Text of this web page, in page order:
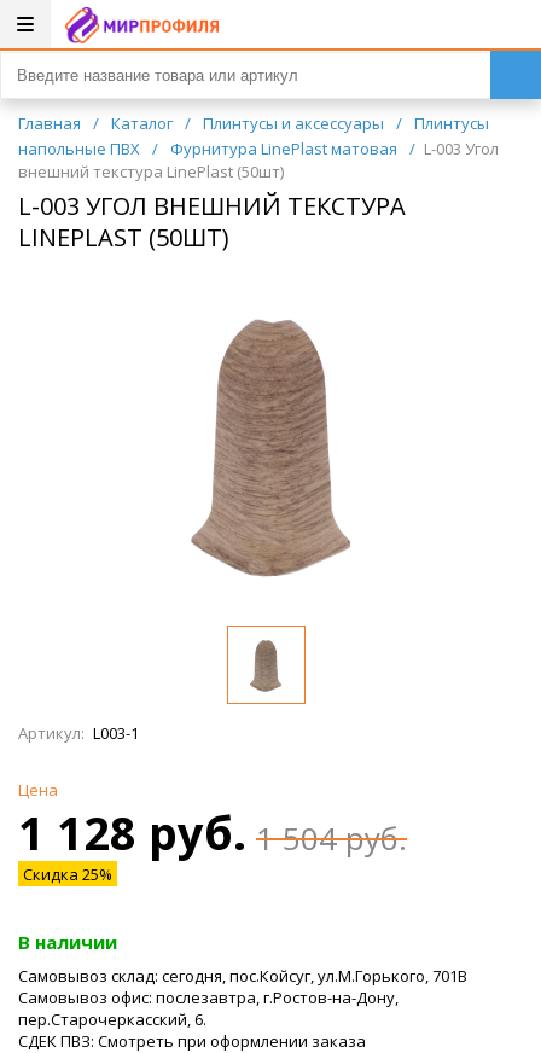
Главная / Каталог / Плинтусы и аксессуары / Плинтусы
напольные ПВХ / Фурнитура LinePlast матовая / L-003 Угол
внешний текстура LinePlast (50шт)
L-003 УГОЛ ВНЕШНИЙ ТЕКСТУРА
LINEPLAST (50ШТ)
Артикул: L003-1
Цена
1 128 руб. 1 504 руб.
Скидка 25%
В наличии
Самовывоз склад: сегодня, пос.Койсуг, ул.М.Горького, 701В
Самовывоз офис: послезавтра, г.Ростов-на-Дону,
пер.Старочеркасский, 6.
СДЕК ПВЗ: Смотреть при оформлении заказа